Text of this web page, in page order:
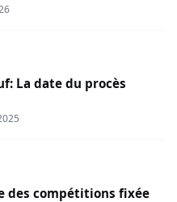
La date du procès
des compétitions fixée